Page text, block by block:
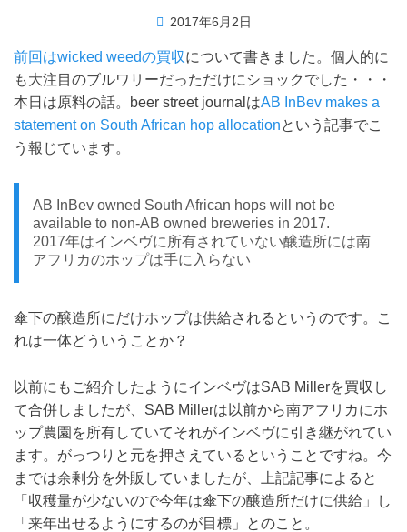
投稿者master
投
日:
2017年6月2日
前回はwicked weedの買収について書きました。個人的に
も大注目のブルワリーだっただけにショックでした・・・
本日は原料の話。beer street journalはAB InBev makes a
statement on South African hop allocationという記事でこ
う報じています。
AB InBev owned South African hops will not be
available to non-AB owned breweries in 2017.
2017年はインベヴに所有されていない醸造所には南
アフリカのホップは手に入らない
傘下の醸造所にだけホップは供給されるというのです。こ
れは一体どういうことか？
以前にもご紹介したようにインベヴはSAB Millerを買収し
て合併しましたが、SAB Millerは以前から南アフリカにホ
ップ農園を所有していてそれがインベヴに引き継がれてい
ます。がっつりと元を押さえているということですね。今
までは余剰分を外販していましたが、上記記事によると
「収穫量が少ないので今年は傘下の醸造所だけに供給」し
「来年出せるようにするのが目標」とのこと。